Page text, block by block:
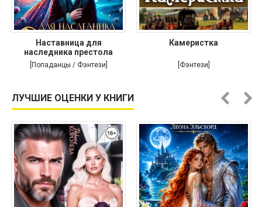
Наставница для
наследника престола
[Попаданцы / Фэнтези]
Камеристка
[Фэнтези]
ЛУЧШИЕ ОЦЕНКИ У КНИГИ